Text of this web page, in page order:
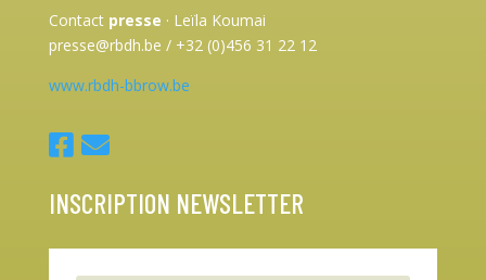
Contact presse · Leïla Koumai
presse@rbdh.be / +32 (0)456 31 22 12
www.rbdh-bbrow.be
INSCRIPTION NEWSLETTER